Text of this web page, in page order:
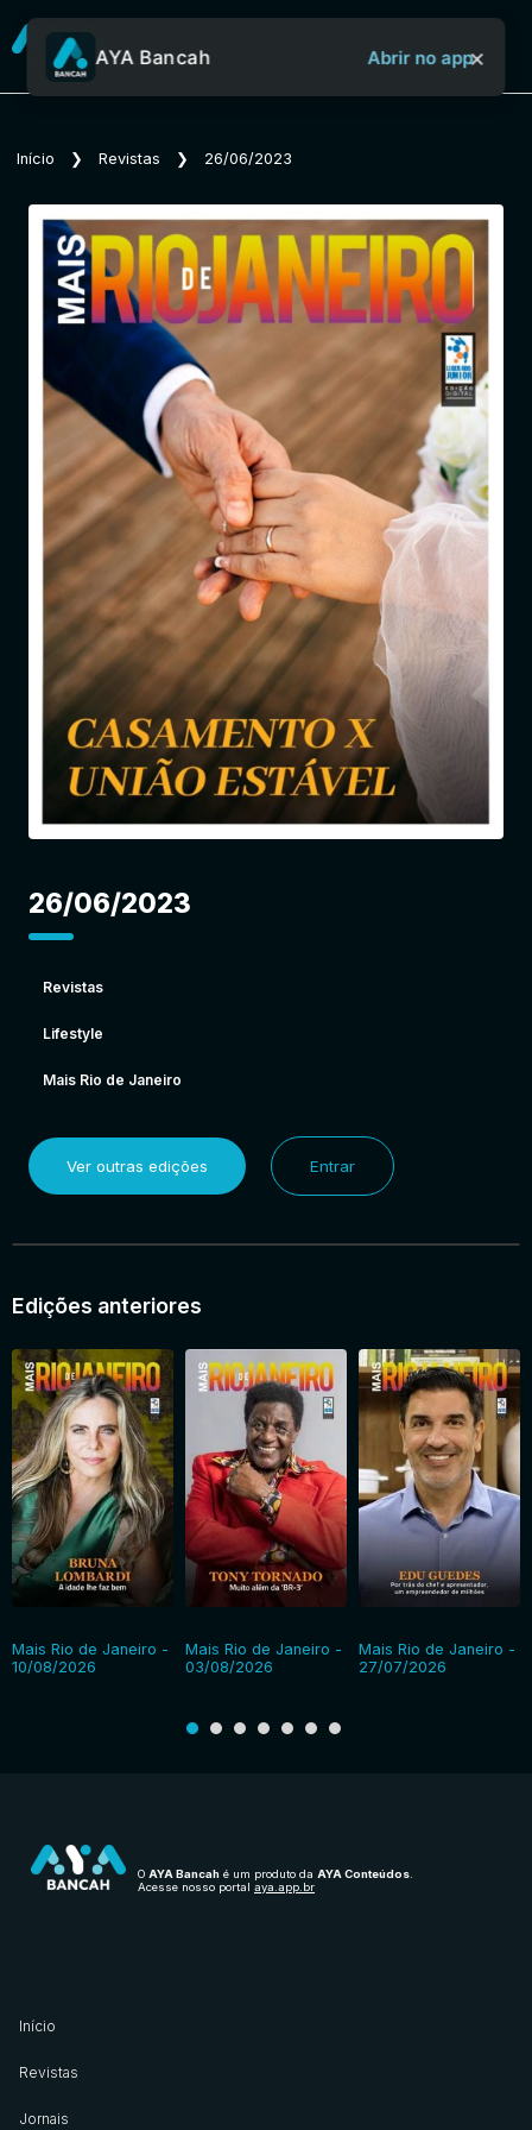
Sobre o Aya Bancah
Início
Revistas
Entrar
AYA Bancah Abrir no app×
Início ❯ Revistas ❯ 26/06/2023
26/06/2023
Revistas
Lifestyle
Mais Rio de Janeiro
Ver outras edições Entrar
Edições anteriores
Mais Rio de Janeiro -
10/08/2026
Mais Rio de Janeiro -
03/08/2026
Mais Rio de Janeiro -
27/07/2026
O AYA Bancah é um produto da AYA Conteúdos
Acesse nosso portal aya.app.br
Início
Revistas
Jornais